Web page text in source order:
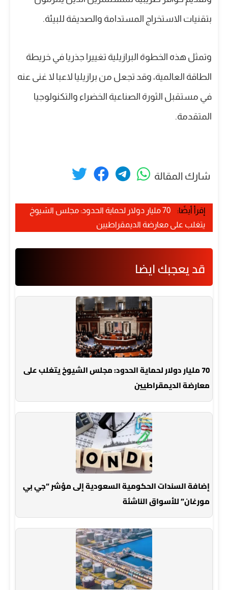
بتقنيات الاستخراج المستدامة والصديقة للبيئة.
وتمثل هذه الخطوة البرازيلية تغييرا جذريا في خريطة
الطاقة العالمية، وقد تجعل من برازيليا لاعبا لا غنى عنه
في مستقبل الثورة الصناعية الخضراء والتكنولوجيا
المتقدمة.
شارك المقالة
إقرأ أيضًا:
70 مليار دولار لحماية الحدود: مجلس الشيوخ
يتغلب على معارضة الديمقراطيين
قد يعجبك ايضا
70 مليار دولار لحماية الحدود: مجلس الشيوخ يتغلب على
معارضة الديمقراطيين
إضافة السندات الحكومية السعودية إلى مؤشر “جي بي
مورغان” للأسواق الناشئة